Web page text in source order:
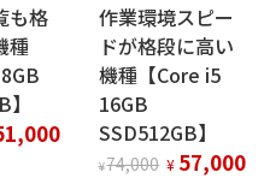
も格
種
作業環境スピー
ドが格段に高い
機種【Core i5
16GB
SSD512GB】
¥74,000 ¥ 57,000